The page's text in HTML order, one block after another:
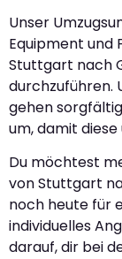
Unser
Equipment und
Stuttgart nach
durchzuführen.
gehen
um, damit
Du möchtest
von Stuttgart
noch heute für
individuelles
darauf, dir bei